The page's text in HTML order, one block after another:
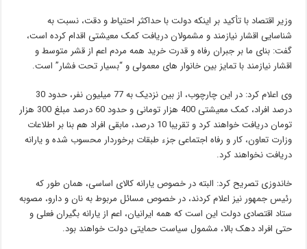
وزیر اقتصاد با تأکید بر اینکه دولت با حداکثر احتیاط و دقت، نسبت به
شناسایی اقشار نیازمند و مشمولان دریافت کمک معیشتی اقدام کرده است،
گفت: بنای ما بر جبران رفاه و قدرت خرید همه مردم اعم از قشر متوسط و
اقشار نیازمند با تمایز بین خانوار های معمولی و “بسیار تحت فشار” است.
وی اعلام کرد: در این چارچوب، از بین نزدیک به 77 میلیون نفر، حدود 30
درصد افراد، کمک معیشتی 400 هزار تومانی و حدود 60 درصد مبلغ 300 هزار
تومان دریافت خواهند کرد و تقریبا 10 درصد، مابقی افراد هم بنا بر اطلاعات
وزارت تعاون، کار و رفاه اجتماعی جزء طبقات برخوردار محسوب شده و یارانه
دریافت نخواهند کرد.
خاندوزی تصریح کرد: البته در خصوص یارانه کالای اساسی، همان طور که
رئیس جمهور نیز اعلام کردند، در خصوص مسائل مربوط به نان و دارو، مصوبه
ستاد اقتصادی دولت این است که همه ایرانیان، اعم از یارانه بگیران فعلی و
حتی افراد دهک بالا، مشمول سیاست حمایتی دولت خواهند بود.